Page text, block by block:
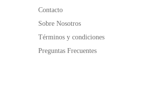
Contacto
Sobre Nosotros
Términos y condiciones
Preguntas Frecuentes